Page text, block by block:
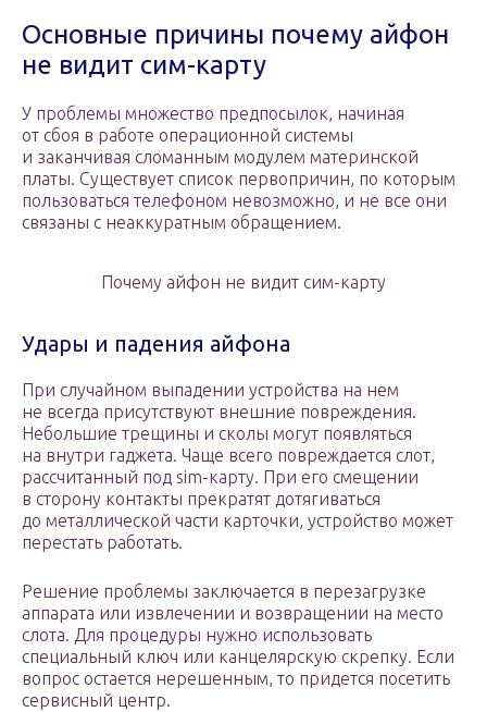
Основные причины почему айфон
не видит сим-карту
У проблемы множество предпосылок, начиная
от сбоя в работе операционной системы
и заканчивая сломанным модулем материнской
платы. Существует список первопричин, по которым
пользоваться телефоном невозможно, и не все они
связаны с неаккуратным обращением.
Почему айфон не видит сим-карту
Удары и падения айфона
При случайном выпадении устройства на нем
не всегда присутствуют внешние повреждения.
Небольшие трещины и сколы могут появляться
на внутри гаджета. Чаще всего повреждается слот,
рассчитанный под sim-карту. При его смещении
в сторону контакты прекратят дотягиваться
до металлической части карточки, устройство может
перестать работать.
Решение проблемы заключается в перезагрузке
аппарата или извлечении и возвращении на место
слота. Для процедуры нужно использовать
специальный ключ или канцелярскую скрепку. Если
вопрос остается нерешенным, то придется посетить
сервисный центр.